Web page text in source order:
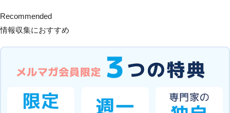
Recommended
情報収集におすすめ